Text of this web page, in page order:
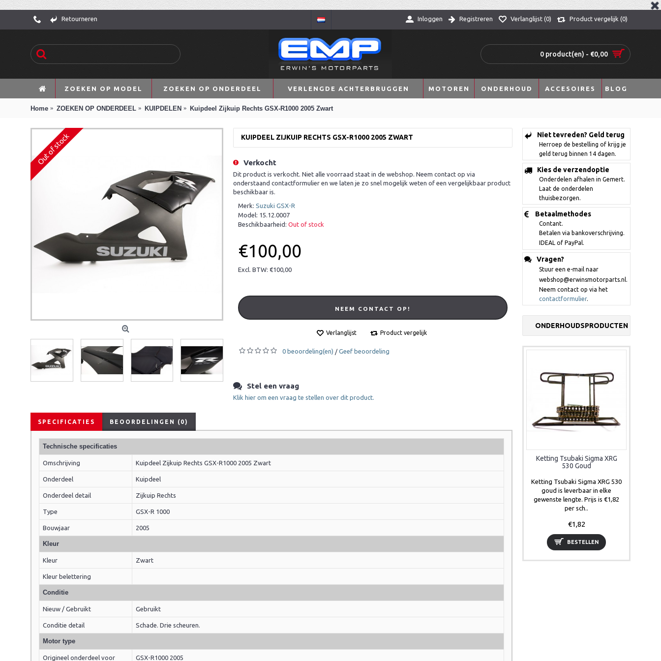
Retourneren Inloggen Registreren Verlanglijst (0) Product vergelijk (0)
0 product(en) - €0,00
ZOEKEN OP MODEL ZOEKEN OP ONDERDEEL VERLENGDE ACHTERBRUGGEN MOTOREN ONDERHOUD ACCESOIRES BLOG
Home ZOEKEN OP ONDERDEEL KUIPDELEN Kuipdeel Zijkuip Rechts GSX-R1000 2005 Zwart
Niet tevreden? Geld terug
Herroep de bestelling of krijg je
geld terug binnen 14 dagen.
Kies de verzendoptie
Onderdelen afhalen in Gemert.
Laat de onderdelen
thuisbezorgen.
Betaalmethodes
Contant.
Betalen via bankoverschrijving.
IDEAL of PayPal.
Vragen?
Stuur een e-mail naar
webshop@erwinsmotorparts.nl.
Neem contact op via het
contactformulier.
ONDERHOUDSPRODUCTEN
Ketting Tsubaki Sigma XRG
530 Goud
Ketting Tsubaki Sigma XRG 530
goud is leverbaar in elke
gewenste lengte. Prijs is €1,82
per sch..
€1,82
BESTELLEN
Out of stock KUIPDEEL ZIJKUIP RECHTS GSX-R1000 2005 ZWART
Verkocht
Dit product is verkocht. Niet alle voorraad staat in de webshop. Neem contact op via
onderstaand contactformulier en we laten je zo snel mogelijk weten of een vergelijkbaar product
beschikbaar is.
Merk: Suzuki GSX-R
Model: 15.12.0007
Beschikbaarheid: Out of stock
€100,00
Excl. BTW: €100,00
NEEM CONTACT OP!
Verlanglijst Product vergelijk
0 beoordeling(en) / Geef beoordeling
Stel een vraag
Klik hier om een vraag te stellen over dit product.
SPECIFICATIES BEOORDELINGEN (0)
Technische specificaties
Omschrijving Kuipdeel Zijkuip Rechts GSX-R1000 2005 Zwart
Onderdeel Kuipdeel
Onderdeel detail Zijkuip Rechts
Type GSX-R 1000
Bouwjaar 2005
Kleur
Kleur Zwart
Kleur belettering
Conditie
Nieuw / Gebruikt Gebruikt
Conditie detail Schade. Drie scheuren.
Motor type
Origineel onderdeel voor GSX-R1000 2005